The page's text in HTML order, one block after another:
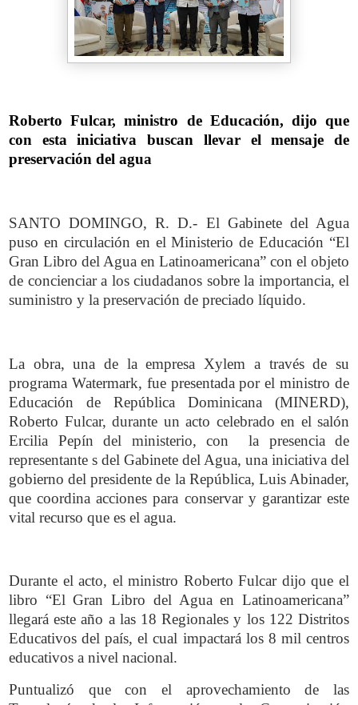
Roberto Fulcar, ministro de Educación, dijo que
con esta iniciativa buscan llevar el mensaje de
preservación del agua
SANTO DOMINGO, R. D.- El Gabinete del Agua
puso en circulación en el Ministerio de Educación “El
Gran Libro del Agua en Latinoamericana” con el objeto
de concienciar a los ciudadanos sobre la importancia, el
suministro y la preservación de preciado líquido.
La obra, una de la empresa Xylem a través de su
programa Watermark, fue presentada por el ministro de
Educación de República Dominicana (MINERD),
Roberto Fulcar, durante un acto celebrado en el salón
Ercilia Pepín del ministerio, con la presencia de
representante s del Gabinete del Agua, una iniciativa del
gobierno del presidente de la República, Luis Abinader,
que coordina acciones para conservar y garantizar este
vital recurso que es el agua.
Durante el acto, el ministro Roberto Fulcar dijo que el
libro “El Gran Libro del Agua en Latinoamericana”
llegará este año a las 18 Regionales y los 122 Distritos
Educativos del país, el cual impactará los 8 mil centros
educativos a nivel nacional.
Puntualizó que con el aprovechamiento de las